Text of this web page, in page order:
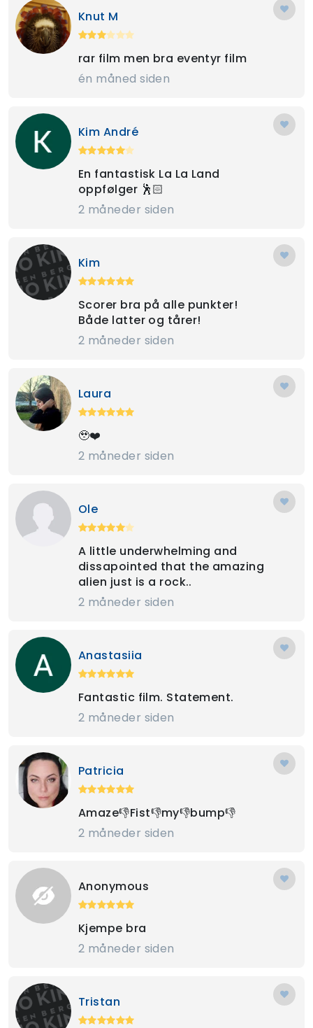
Knut M
rar film men bra eventyr film
én måned siden
Kim André
En fantastisk La La Land
oppfølger 🕺🏻
2 måneder siden
Kim
Scorer bra på alle punkter!
Både latter og tårer!
2 måneder siden
Laura
🥹❤️
2 måneder siden
Ole
A little underwhelming and
dissapointed that the amazing
alien just is a rock..
2 måneder siden
Anastasiia
Fantastic film. Statement.
2 måneder siden
Patricia
Amaze👎Fist👎my👎bump👎
2 måneder siden
Anonymous
Kjempe bra
2 måneder siden
Tristan